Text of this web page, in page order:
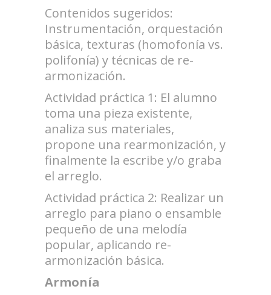
Contenidos sugeridos:
Instrumentación, orquestación
básica, texturas (homofonía vs.
polifonía) y técnicas de re-
armonización.
Actividad práctica 1: El alumno
toma una pieza existente,
analiza sus materiales,
propone una rearmonización, y
finalmente la escribe y/o graba
el arreglo.
Actividad práctica 2: Realizar un
arreglo para piano o ensamble
pequeño de una melodía
popular, aplicando re-
armonización básica.
Armonía